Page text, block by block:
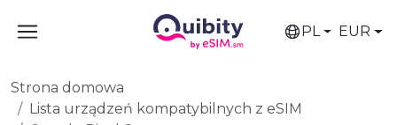
PL EUR
Strona domowa
Lista urządzeń kompatybilnych z eSIM